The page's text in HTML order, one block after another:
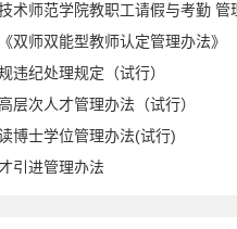
术师范学院教职工请假与考勤 管理规
双能型教师认定管理办法》 《教师赴企事业单位挂
违纪处理规定（试行）
层次人才管理办法（试行）
博士学位管理办法(试行)
引进管理办法